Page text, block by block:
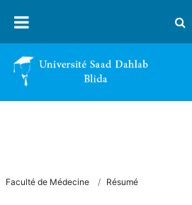
Faculté de Médecine Résumé